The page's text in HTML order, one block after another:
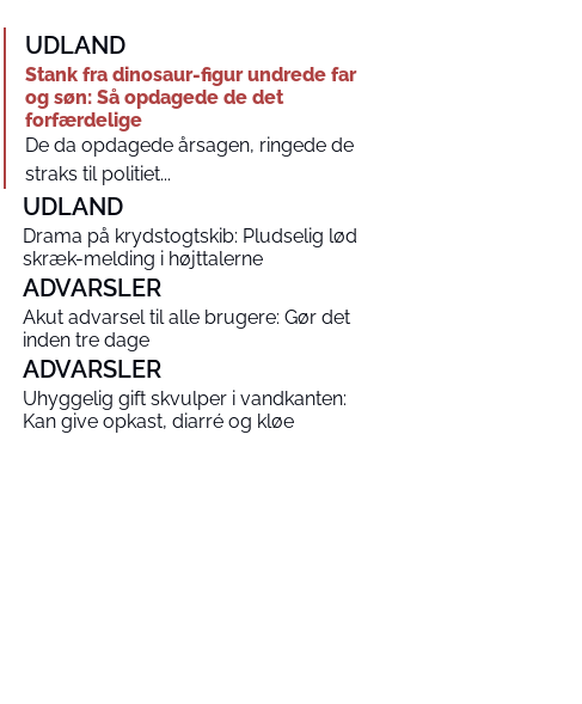
UDLAND
Stank fra dinosaur-figur undrede far
og søn: Så opdagede de det
forfærdelige
De da opdagede årsagen, ringede de
straks til politiet...
UDLAND
Drama på krydstogtskib: Pludselig lød
skræk-melding i højttalerne
ADVARSLER
Akut advarsel til alle brugere: Gør det
inden tre dage
ADVARSLER
Uhyggelig gift skvulper i vandkanten:
Kan give opkast, diarré og kløe